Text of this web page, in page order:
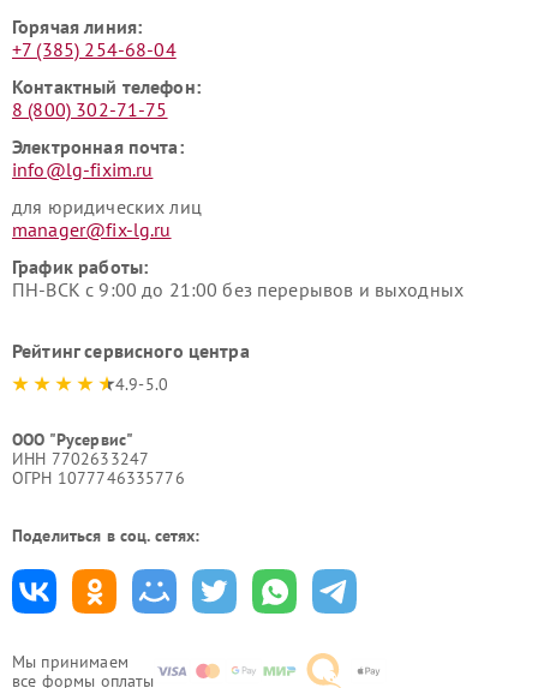
Мы принимаем
все формы оплаты
Горячая линия:
+7 (385) 254-68-04
Контактный телефон:
8 (800) 302-71-75
Электронная почта:
info@lg-fixim.ru
для юридических лиц
manager@fix-lg.ru
График работы:
ПН-ВСК с 9:00 до 21:00 без перерывов и выходных
Рейтинг сервисного центра
4.9-5.0
ООО "Русервис"
ИНН 7702633247
ОГРН 1077746335776
Поделиться в соц. сетях: